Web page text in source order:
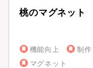
桃のマグネット
機能向上
制作
マグネット